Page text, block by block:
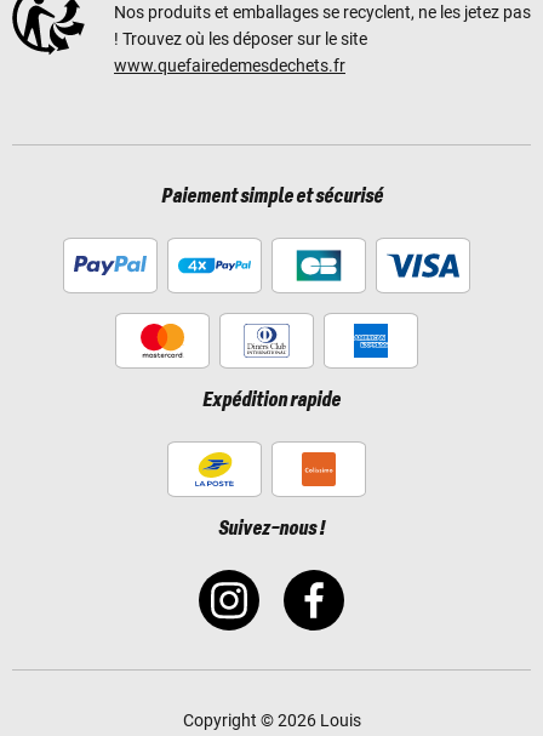
Nos produits et emballages se recyclent, ne les jetez pas
! Trouvez où les déposer sur le site
www.quefairedemesdechets.fr
Paiement simple et sécurisé
Expédition rapide
Suivez-nous !
Copyright © 2026 Louis